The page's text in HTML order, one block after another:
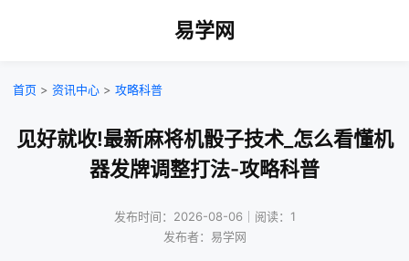
易学网
首页 > 资讯中心 > 攻略科普
见好就收!最新麻将机骰子技术_怎么看懂机
器发牌调整打法-攻略科普
发布时间：2026-08-06｜阅读：1
发布者：易学网